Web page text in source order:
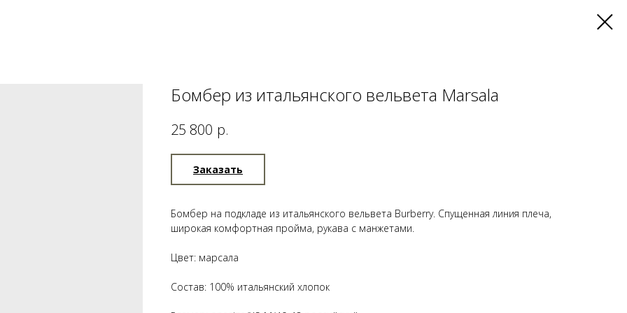
Бомбер из итальянского вельвета Marsala
25 800 р.
Заказать
Бомбер на подкладе из итальянского вельвета Burberry. Спущенная линия плеча,
широкая комфортная пройма, рукава с манжетами.
Цвет: марсала
Состав: 100% итальянский хлопок